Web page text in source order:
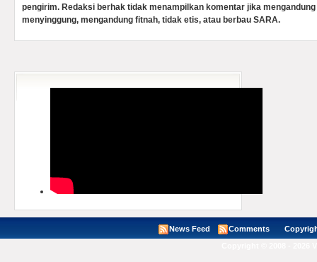
pengirim. Redaksi berhak tidak menampilkan komentar jika
menyinggung, mengandung fitnah, tidak etis, atau berbau SARA.
News Feed Comments Copyright